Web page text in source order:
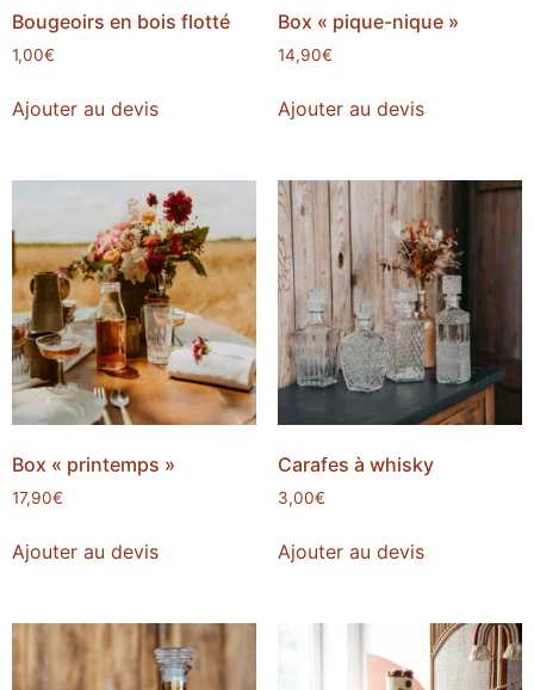
Bougeoirs en bois flotté
1,00€
Ajouter au devis
Box « pique-nique »
14,90€
Ajouter au devis
Box « printemps »
17,90€
Ajouter au devis
Carafes à whisky
3,00€
Ajouter au devis